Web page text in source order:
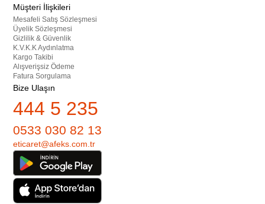
Müşteri İlişkileri
Mesafeli Satış Sözleşmesi
Üyelik Sözleşmesi
Gizlilik & Güvenlik
K.V.K.K Aydınlatma
Kargo Takibi
Alışverişsiz Ödeme
Fatura Sorgulama
Bize Ulaşın
444 5 235
0533 030 82 13
eticaret@afeks.com.tr